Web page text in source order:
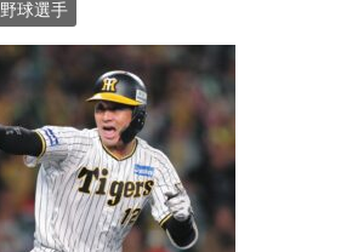
野球選手